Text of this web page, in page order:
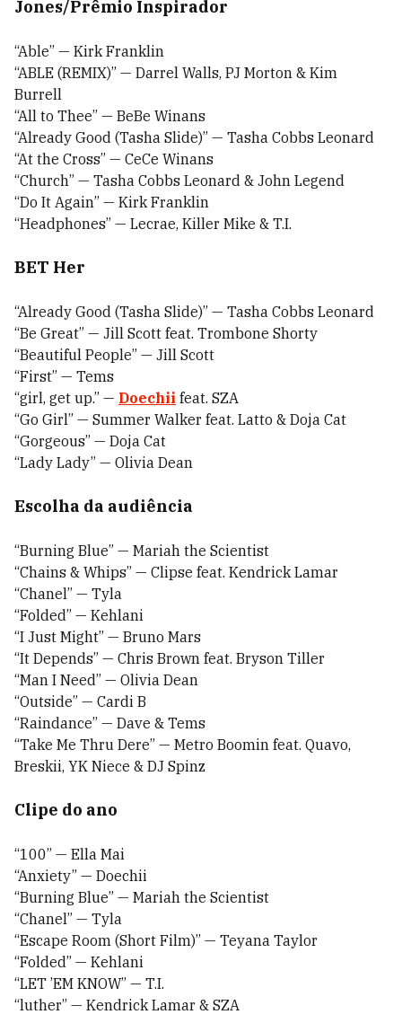
Jones/Prêmio Inspirador
“Able” — Kirk Franklin
“ABLE (REMIX)” — Darrel Walls, PJ Morton & Kim
Burrell
“All to Thee” — BeBe Winans
“Already Good (Tasha Slide)” — Tasha Cobbs Leonard
“At the Cross” — CeCe Winans
“Church” — Tasha Cobbs Leonard & John Legend
“Do It Again” — Kirk Franklin
“Headphones” — Lecrae, Killer Mike & T.I.
BET Her
“Already Good (Tasha Slide)” — Tasha Cobbs Leonard
“Be Great” — Jill Scott feat. Trombone Shorty
“Beautiful People” — Jill Scott
“First” — Tems
“girl, get up.” — Doechii feat. SZA
“Go Girl” — Summer Walker feat. Latto & Doja Cat
“Gorgeous” — Doja Cat
“Lady Lady” — Olivia Dean
Escolha da audiência
“Burning Blue” — Mariah the Scientist
“Chains & Whips” — Clipse feat. Kendrick Lamar
“Chanel” — Tyla
“Folded” — Kehlani
“I Just Might” — Bruno Mars
“It Depends” — Chris Brown feat. Bryson Tiller
“Man I Need” — Olivia Dean
“Outside” — Cardi B
“Raindance” — Dave & Tems
“Take Me Thru Dere” — Metro Boomin feat. Quavo,
Breskii, YK Niece & DJ Spinz
Clipe do ano
“100” — Ella Mai
“Anxiety” — Doechii
“Burning Blue” — Mariah the Scientist
“Chanel” — Tyla
“Escape Room (Short Film)” — Teyana Taylor
“Folded” — Kehlani
“LET ’EM KNOW” — T.I.
“luther” — Kendrick Lamar & SZA